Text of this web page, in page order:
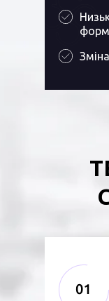
форм